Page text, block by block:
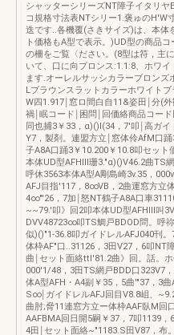
シャッターシリーズNT障子イタリヤ
コ規格寸法表NTシリー1.褒ゅのH'W
迭です..各機覆(さきサイズ)は、本体
ト価格もA型で表示。)UD型の商品
の柵をご覧〈ださい。(8型は符，主
いて、口に向プロンス:1.1:8、ホワイ
ます.オーレルサッシカラーブロンズ
Lブラウンスラットカラーホワイト
W四1.917￨窓ロ間白自11&姿田￨分(
禍￨眠コード￨困問￨回価絡商品コー
同也捕3￥33，α)()l(34，7'叩￨高ガイ
Y7，製剤。連盟方立￨窓体伶AfM口
子A8A口踊3￥10.200￥10.8叩セット
本体UD型AFHIIl珊3."α)()V46.2曲TS
呼休3563本体A型A剛島崎3v.35，
AFJ目指'117，8∞VB，2曲運窓方立
4∞"'26，7加￨怒NT鶴子A8A口車
~~79.'叩》回2叩本体UD型AFHIIl叫
DVV48723∞叩TS鯛戸BDOD問。呼
似)()"1-36.8叩ガイドレルAFJ040刊
体枠AF"口..31126，3田V27，6叩NT
曲￨セット面絡ttl'81.2曲》回。話。ホ
000'1/48，3田TS網戸BDD口323V7
体A型AFH・A4副￥35，5曲'"37，3
S∞￨ガイドレルAFJ回目V8.8岨、
曲肘;脅11連窓方立ー体枠AAF臥M回
AAFBMA回日開5嗣￥37，7叩1139，
4田￨セット面絡~"1183.S田V87，布